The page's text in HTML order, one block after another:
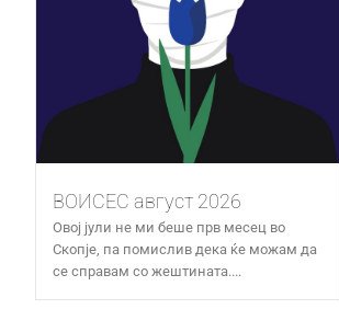
ВОИСЕС август 2026
Овој јули не ми беше прв месец во
Скопје, па помислив дека ќе можам да
се справам со жештината....